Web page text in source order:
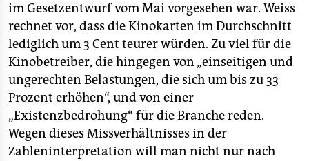
im Gesetzentwurf vom Mai vorgesehen war. Weiss
rechnet vor, dass die Kinokarten im Durchschnitt
lediglich um 3 Cent teurer würden. Zu viel für die
Kinobetreiber, die hingegen von „einseitigen und
ungerechten Belastungen, die sich um bis zu 33
Prozent erhöhen“, und von einer
„Existenzbedrohung“ für die Branche reden.
Wegen dieses Missverhältnisses in der
Zahleninterpretation will man nicht nur nach